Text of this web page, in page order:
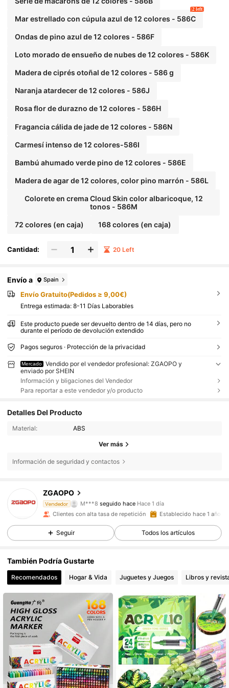
Mar estrellado con cúpula azul de 12 colores - 586C
2 left
Ondas de pino azul de 12 colores - 586F
Loto morado de ensueño de nubes de 12 colores - 586K
Madera de ciprés otoñal de 12 colores - 586 g
Naranja atardecer de 12 colores - 586J
Rosa flor de durazno de 12 colores - 586H
Fragancia cálida de jade de 12 colores - 586N
Carmesí intenso de 12 colores-586I
Bambú ahumado verde pino de 12 colores - 586E
Madera de agar de 12 colores, color pino marrón - 586L
Colorete en crema Cloud Skin color albaricoque, 12
tonos - 586M
72 colores (en caja) 168 colores (en caja)
Cantidad: 20 Left
Envío a Spain
Envío Gratuito(Pedidos ≥ 9,00€)
Entrega estimada: 8-11 Días Laborables
Este producto puede ser devuelto dentro de 14 días, pero no
durante el período de devolución extendido
Pagos seguros · Protección de la privacidad
Mercado
Vendido por el vendedor profesional: ZGAOPO y
enviado por SHEIN
Información y bligaciones del Vendedor
Para reportar a este vendedor y/o producto
Detalles Del Producto
Material: ABS
Ver más
Información de seguridad y contactos
ZGAOPO
Vendedor
4,92
M***8 seguido hace Hace 1 día
321 Seguidores
321 Seguidores
4,92
4,92 321 Seguidores
4,92 321 Seguidores
4,92 321 Seguidores
Clientes con alta tasa de repetición Establecido hace 1 año
Seguir Todos los artículos
También Podría Gustarte
Recomendados Hogar & Vida Juguetes y Juegos Libros y